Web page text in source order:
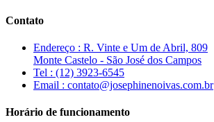
Contato
Endereço : R. Vinte e Um de Abril, 809
Monte Castelo - São José dos Campos
Tel : (12) 3923-6545
Email : contato@josephinenoivas.com.br
Horário de funcionamento